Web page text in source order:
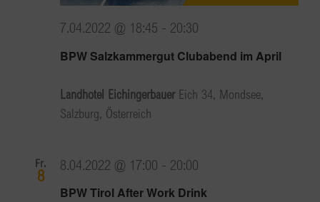
BPW Salzkammergut Clubabend im April
7.04.2022 @ 18:45 - 20:30
Landhotel Eichingerbauer Eich 34, Mondsee,
Salzburg, Österreich
Fr.
8
BPW Tirol After Work Drink
8.04.2022 @ 17:00 - 20:00